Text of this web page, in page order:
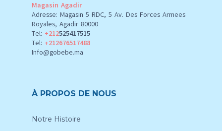
Magasin Agadir
Adresse: Magasin 5 RDC, 5 Av. Des Forces Armees
Royales, Agadir 80000
Tel: +212525417515
Tel: +212676517488
Info@gobebe.ma
À PROPOS DE NOUS
Notre Histoire